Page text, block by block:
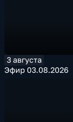
3 августа
Эфир 03.08.2026